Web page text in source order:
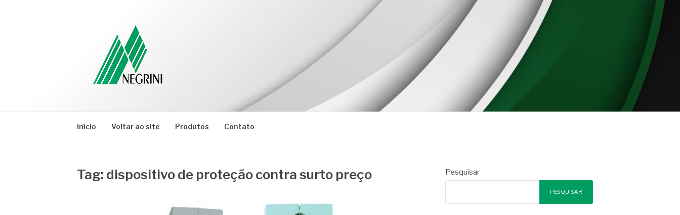
Início Voltar ao site Produtos Contato
Tag: dispositivo de proteção contra surto preço Pesquisar
PESQUISAR